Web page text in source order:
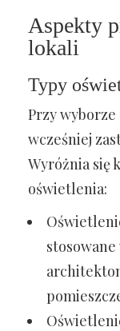
Aspekty
lokali
Typy
Przy
wcześniej
Wyróżnia się
oświetlenia: